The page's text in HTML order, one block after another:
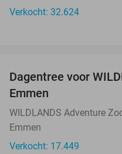
Verkocht: 32.624
Dagentree voor
Emmen
WILDLANDS Adventure
Emmen
Verkocht: 17.449